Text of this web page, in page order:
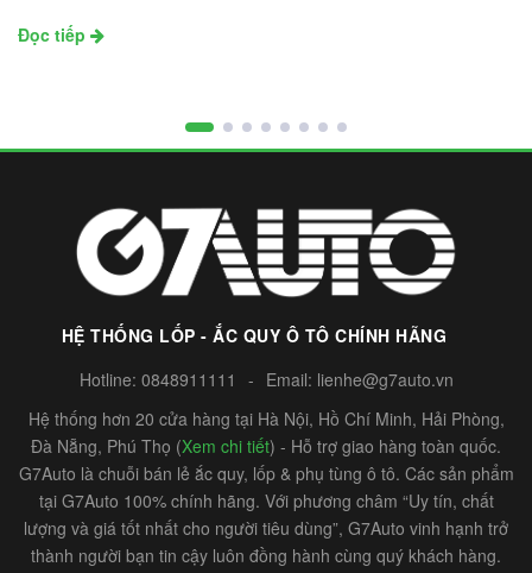
Đọc tiếp
HỆ THỐNG LỐP - ẮC QUY Ô TÔ CHÍNH HÃNG
Hotline: 0848911111 - Email: lienhe@g7auto.vn
Hệ thống hơn 20 cửa hàng tại Hà Nội, Hồ Chí Minh, Hải Phòng,
Đà Nẵng, Phú Thọ (Xem chi tiết) - Hỗ trợ giao hàng toàn quốc.
G7Auto là chuỗi bán lẻ ắc quy, lốp & phụ tùng ô tô. Các sản phẩm
tại G7Auto 100% chính hãng. Với phương châm “Uy tín, chất
lượng và giá tốt nhất cho người tiêu dùng”, G7Auto vinh hạnh trở
thành người bạn tin cậy luôn đồng hành cùng quý khách hàng.